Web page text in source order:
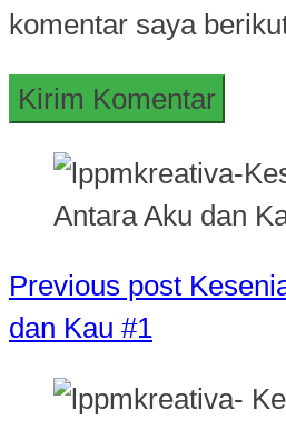
komentar saya
Previous post
dan Kau #1